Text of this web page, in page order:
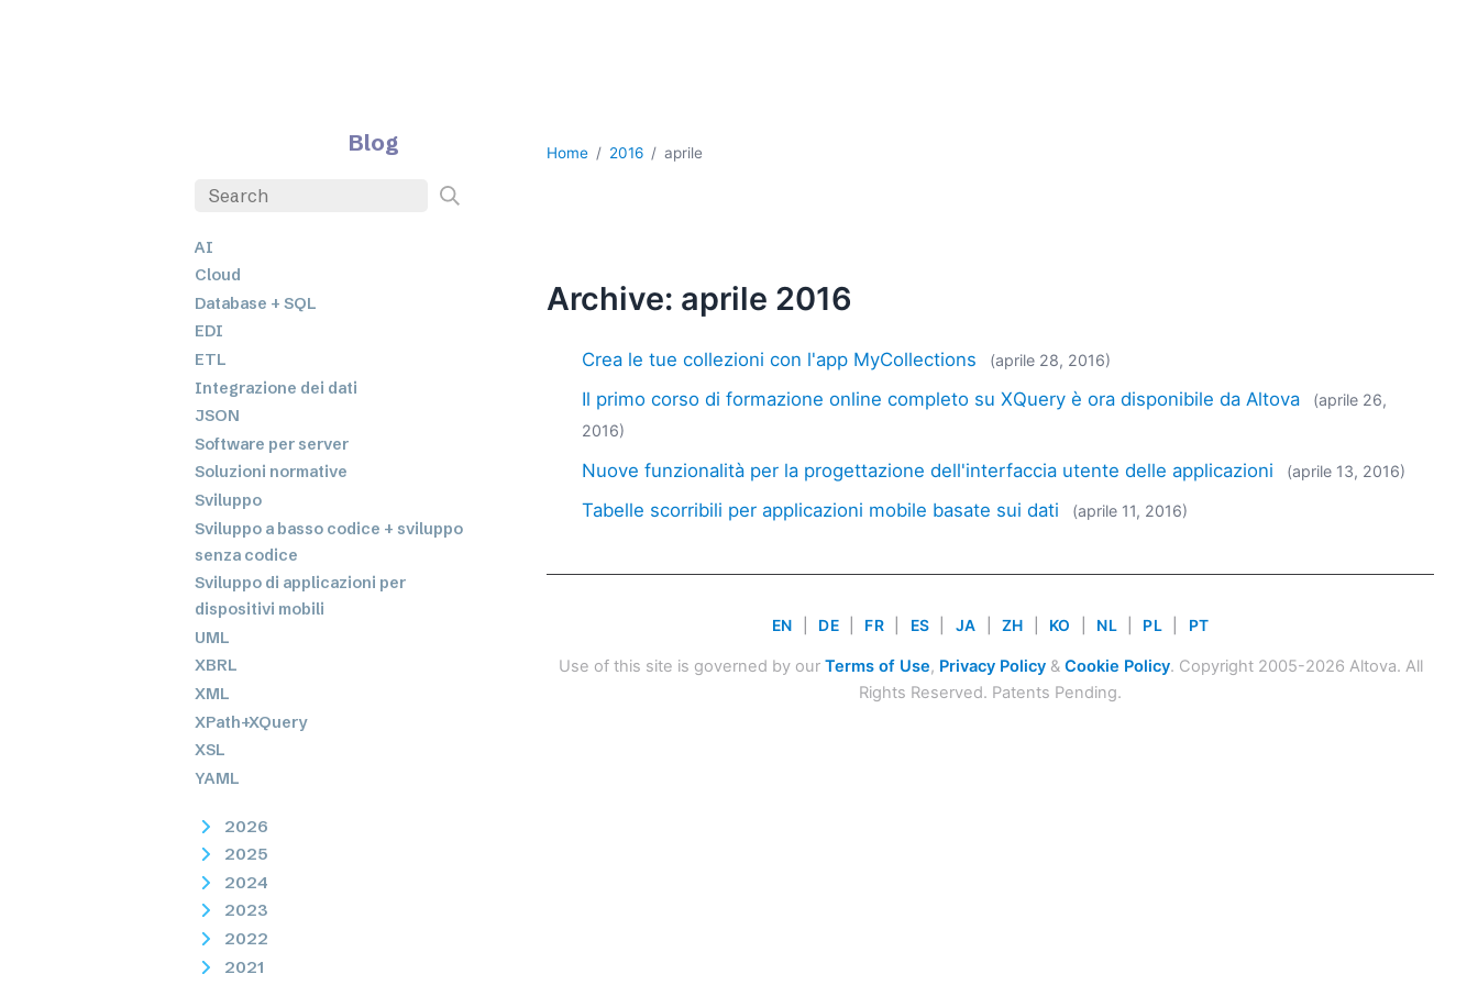
Blog
AI
Cloud
Database + SQL
EDI
ETL
Integrazione dei dati
JSON
Software per server
Soluzioni normative
Sviluppo
Sviluppo a basso codice + sviluppo
senza codice
Sviluppo di applicazioni per
dispositivi mobili
UML
XBRL
XML
XPath+XQuery
XSL
YAML
2026
2025
2024
2023
2022
2021
Home 2016 aprile
Archive: aprile 2016
Crea le tue collezioni con l'app MyCollections (aprile 28, 2016)
Il primo corso di formazione online completo su XQuery è ora disponibile da Altova
(aprile 26,
2016)
Nuove funzionalità per la progettazione dell'interfaccia utente delle applicazioni (aprile 13, 2016)
Tabelle scorribili per applicazioni mobile basate sui dati (aprile 11, 2016)
EN DE FR ES JA ZH KO NL PL PT
Use of this site is governed by our Terms of Use, Privacy Policy& Cookie Policy. Copyright 2005-2026 Altova. All
Rights Reserved. Patents Pending.